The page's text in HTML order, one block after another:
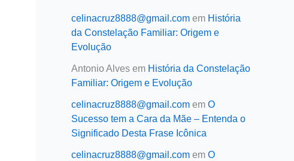
celinacruz8888@gmail.com em História
da Constelação Familiar: Origem e
Evolução
Antonio Alves em História da Constelação
Familiar: Origem e Evolução
celinacruz8888@gmail.com em O
Sucesso tem a Cara da Mãe – Entenda o
Significado Desta Frase Icônica
celinacruz8888@gmail.com em O